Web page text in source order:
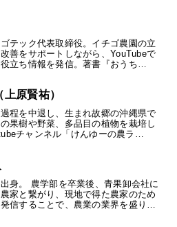
テック代表取締役。イチゴ農園の立
善をサポートしながら、YouTubeで
立ち情報を発信。著書『おうち…
原賢祐）
程を中退し、生まれ故郷の沖縄県で
果樹や野菜、多品目の植物を栽培し
チャンネル「けんゆーの農ラ…
身。 農学部を卒業後、青果卸会社に
家と繋がり、現地で得た農家のため
信することで、農業の業界を盛り…